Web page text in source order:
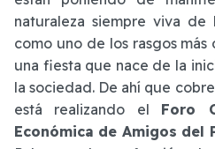
naturaleza siempre viva de
como uno de los rasgos
una fiesta que nace de la
la sociedad. De ahí que
está realizando el Foro
Económica de Amigos del